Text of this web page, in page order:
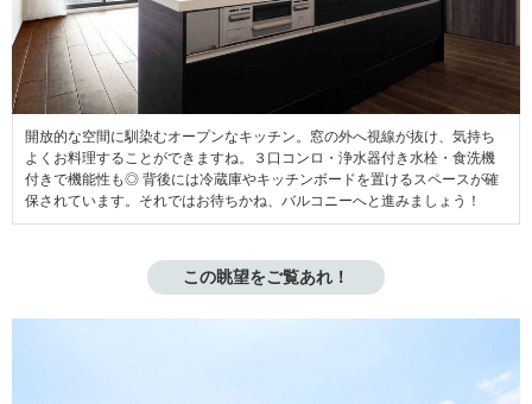
開放的な空間に馴染むオープンなキッチン。 窓の外へ視線が抜け、気持ち
よくお料理することができますね。３口コンロ・浄水器付き水栓・食洗機
付きで機能性も◎ 背後には冷蔵庫やキッチンボードを置けるスペースが確
保されています。それではお待ちかね、バルコニーへと進みましょう！
この眺望をご覧あれ！